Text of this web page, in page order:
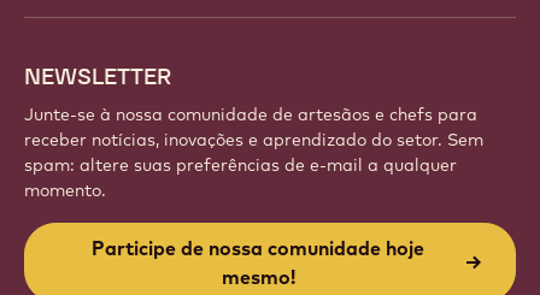
NEWSLETTER
Junte-se à nossa comunidade de artesãos e chefs para
receber notícias, inovações e aprendizado do setor. Sem
spam: altere suas preferências de e-mail a qualquer
momento.
Participe de nossa comunidade hoje
mesmo!